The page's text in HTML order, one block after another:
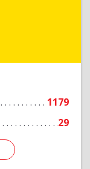
1179
29
г,